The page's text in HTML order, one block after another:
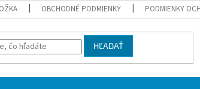
OBCHODNÉ PODMIENKY PODMIENKY
HĽADAŤ